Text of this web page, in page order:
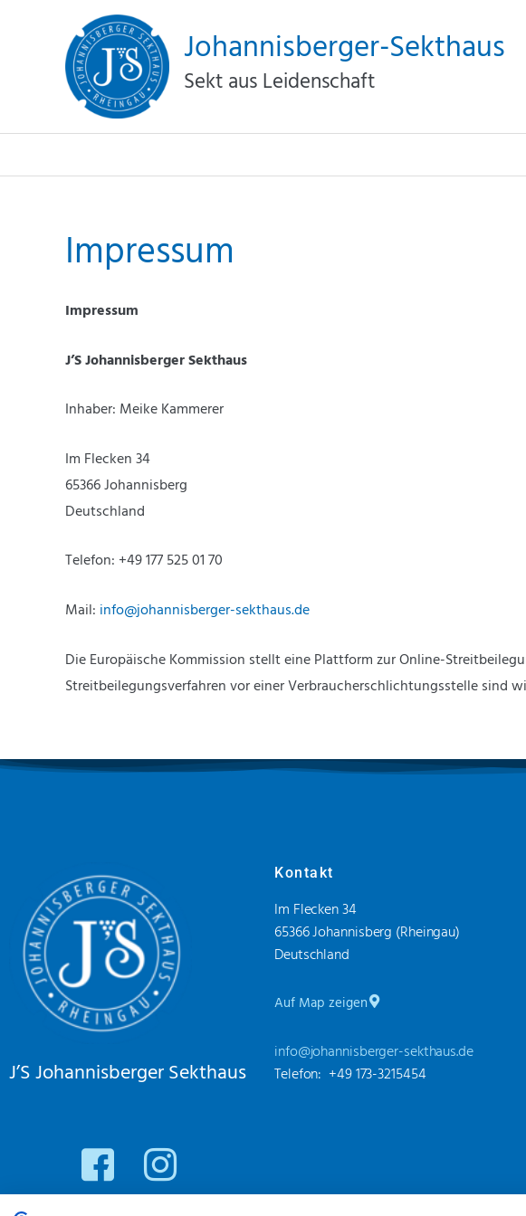
Johannisberger-Sekthaus
Sekt aus Leidenschaft
Impressum
Impressum
J’S Johannisberger Sekthaus
Inhaber: Meike Kammerer
Im Flecken 34
65366 Johannisberg
Deutschland
Telefon: +49 177 525 01 70
Mail: info@johannisberger-sekthaus.de
Die Europäische Kommission stellt eine Plattform zur Online-
Streitbeilegungsverfahren vor einer Verbraucherschlichtungsstelle sind
J’S Johannisberger Sekthaus
Kontakt
Im Flecken 34
65366 Johannisberg (Rheingau)
Deutschland
Auf Map zeigen
info@johannisberger-sekthaus.de
Telefon: +49 173-3215454